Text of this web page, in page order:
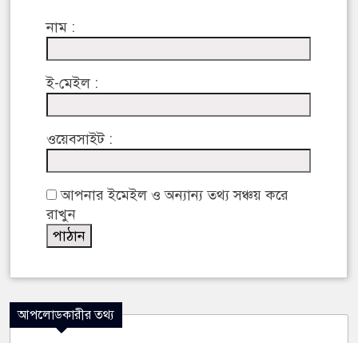
নাম :
ই-মেইল :
ওয়েবসাইট :
আপনার ইমেইল ও অন্যান্য তথ্য সঞ্চয় করে
রাখুন
আপলোডকারীর তথ্য